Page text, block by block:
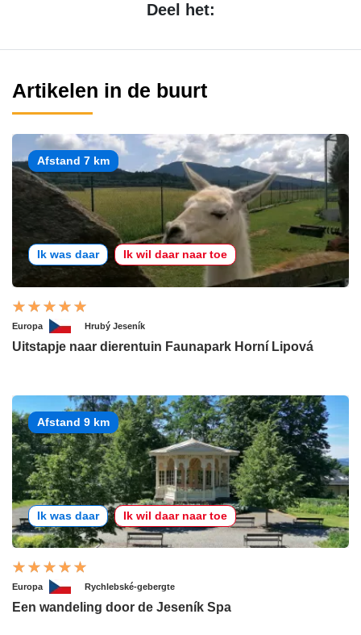
Deel het:
Artikelen in de buurt
Afstand 7 km
Ik was daar Ik wil daar naar toe
Europa Hrubý Jeseník
Uitstapje naar dierentuin Faunapark Horní Lipová
Afstand 9 km
Ik was daar Ik wil daar naar toe
Europa Rychlebské-gebergte
Een wandeling door de Jeseník Spa